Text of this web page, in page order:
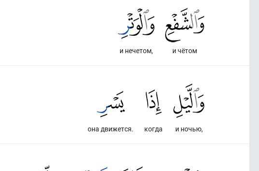
и чётом
и нечетом,
и ночью,
когда
она движется.